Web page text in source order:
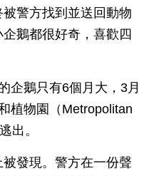
警方找到並送回動物
鵝都很好奇，喜歡四
企鵝只有6個月大，3月
植物園（Metropolitan
出。
發現。警方在一份聲